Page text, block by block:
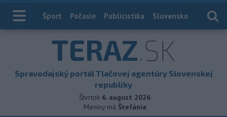
Index
Šport Počasie Publicistika Slovensko
TERAZ.SK
Spravodajský portál Tlačovej agentúry Slovenskej
republiky
Štvrtok 6. august 2026
Meniny má Štefánia